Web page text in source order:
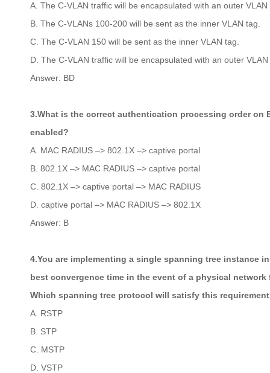
A. The C-VLAN traffic will be encapsulated with an outer
B. The C-VLANs 100-200 will be sent as the inner VLAN tag.
C. The C-VLAN 150 will be sent as the inner VLAN tag.
D. The C-VLAN traffic will be encapsulated with an outer
Answer: BD
3.What is the correct authentication processing order on
enabled?
A. MAC RADIUS –> 802.1X –> captive portal
B. 802.1X –> MAC RADIUS –> captive portal
C. 802.1X –> captive portal –> MAC RADIUS
D. captive portal –> MAC RADIUS –> 802.1X
Answer: B
4.You are implementing a single spanning tree instance
best convergence time in the event of a physical
Which spanning tree protocol will satisfy this
A. RSTP
B. STP
C. MSTP
D. VSTP